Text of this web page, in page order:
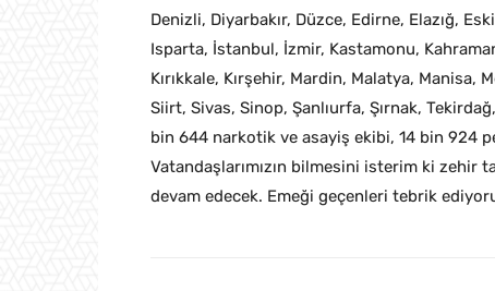
Denizli, Diyarbakır, Düzce, Edirne, Elazığ,
Isparta, İstanbul, İzmir, Kastamonu,
Kırıkkale, Kırşehir, Mardin, Malatya, Manisa,
Siirt, Sivas, Sinop, Şanlıurfa, Şırnak,
bin 644 narkotik ve asayiş ekibi, 14 bin 924
Vatandaşlarımızın bilmesini isterim ki zehir
devam edecek. Emeği geçenleri tebrik